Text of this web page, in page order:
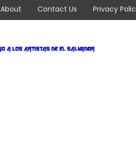
About Contact Us Privacy